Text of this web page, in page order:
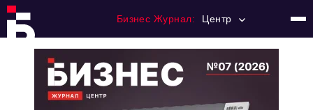
Бизнес Журнал: Центр